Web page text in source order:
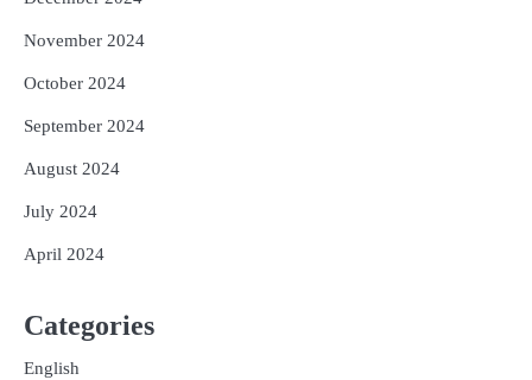
November 2024
October 2024
September 2024
August 2024
July 2024
April 2024
Categories
English